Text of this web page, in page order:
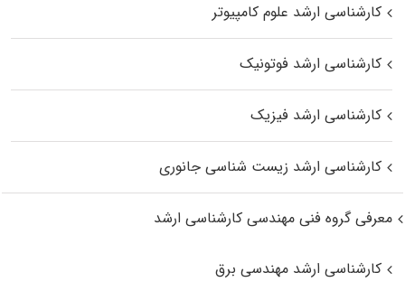
کارشناسی ارشد علوم کامپیوتر
کارشناسی ارشد فوتونیک
کارشناسی ارشد فیزیک
کارشناسی ارشد زیست‌ شناسی جانوری
معرفی گروه فنی مهندسی کارشناسی ارشد
کارشناسی ارشد مهندسی برق